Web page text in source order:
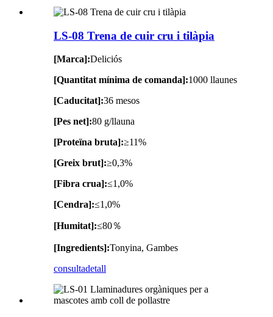
LS-08 Trena de cuir cru i tilàpia
[Marca]:Deliciós
[Quantitat mínima de comanda]:1000 llaunes
[Caducitat]:36 mesos
[Pes net]:80 g/llauna
[Proteïna bruta]:≥11%
[Greix brut]:≥0,3%
[Fibra crua]:≤1,0%
[Cendra]:≤1,0%
[Humitat]:≤80％
[Ingredients]:Tonyina, Gambes
consultadetall